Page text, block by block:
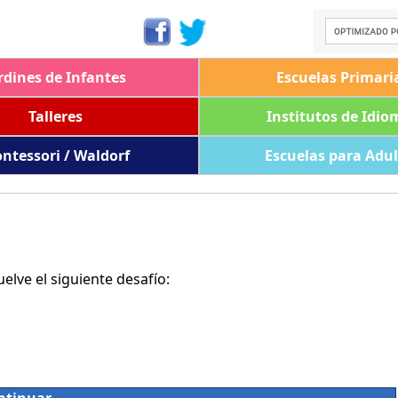
de Infantes Escuelas
Talleres
Institutos de
/ Waldorf
Escuelas para
el siguiente desafío: